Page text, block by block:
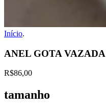
Início.
ANEL GOTA
R$86,00
tamanho